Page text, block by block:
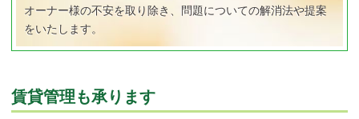
オーナー様の不安を取り除き、問題についての解消法や提案
をいたします。
賃貸管理も承ります